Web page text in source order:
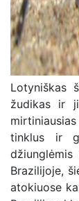
Lotyniškas
žudikas ir
tinklus ir
džiunglėmis
Brazilijoje,
atokiuose